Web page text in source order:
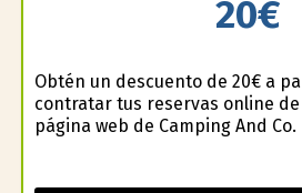
20€
Obtén un descuento de 20€ a
contratar tus reservas online de
página web de Camping And Co.